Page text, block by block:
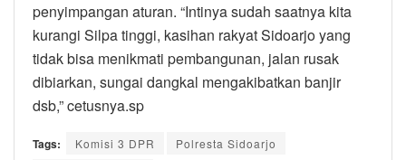
penyimpangan aturan. “Intinya sudah saatnya kita
kurangi Silpa tinggi, kasihan rakyat Sidoarjo yang
tidak bisa menikmati pembangunan, jalan rusak
dibiarkan, sungai dangkal mengakibatkan banjir
dsb,” cetusnya.sp
Tags: Komisi 3 DPR Polresta Sidoarjo